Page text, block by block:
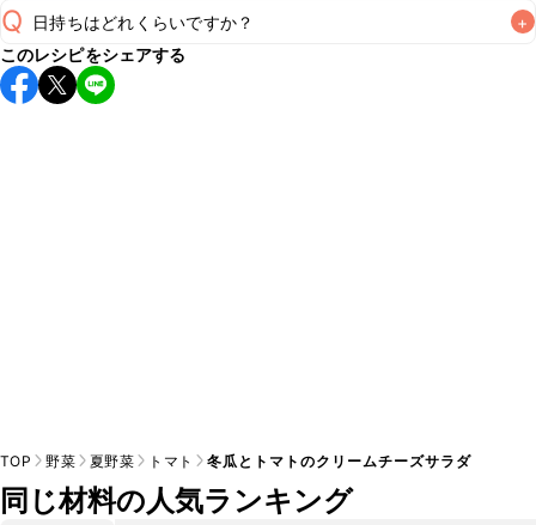
Q 日持ちはどれくらいですか？ +
保存期間は冷蔵で当日中が目安です。なるべくお早めにお召
し上がりください。
このレシピをシェアする
TOP 野菜 夏野菜 トマト 冬瓜とトマトのクリームチーズサラダ
同じ材料の人気ランキング